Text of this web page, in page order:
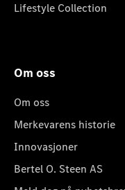
Lifestyle Collection
Om oss
Om oss
Merkevarens historie
Innovasjoner
Bertel O. Steen AS